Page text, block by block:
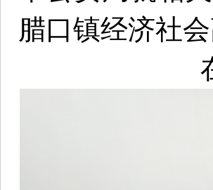
腊口镇经济社